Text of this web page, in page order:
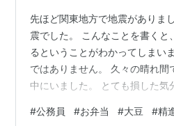
先ほど関東地方で地震がありま
震でした。 こんなことを書くと
るということがわかってしまい
ではありません。 久々の晴れ間
中にいました。 とても損した気
てんとさま、ありがとう。 お昼
#公務員 #お弁当 #大豆 #精